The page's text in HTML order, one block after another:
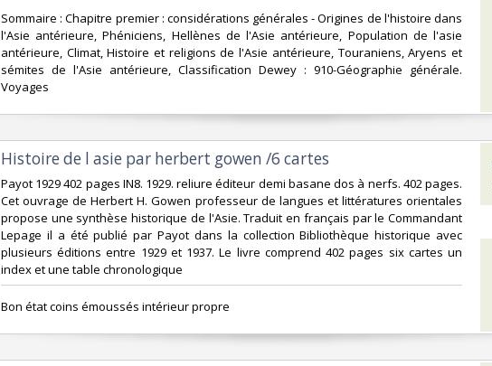
‎Sommaire : Chapitre premier : considérations générales - Origines de l'histoire dans
l'Asie antérieure, Phéniciens, Hellènes de l'Asie antérieure, Population de l'asie
antérieure, Climat, Histoire et religions de l'Asie antérieure, Touraniens, Aryens et
sémites de l'Asie antérieure, Classification Dewey : 910-Géographie générale.
Voyages‎
‎Histoire de l asie par herbert gowen /6 cartes‎
‎Payot 1929 402 pages IN8. 1929. reliure éditeur demi basane dos à nerfs. 402 pages.
Cet ouvrage de Herbert H. Gowen professeur de langues et littératures orientales
propose une synthèse historique de l'Asie. Traduit en français par le Commandant
Lepage il a été publié par Payot dans la collection Bibliothèque historique avec
plusieurs éditions entre 1929 et 1937. Le livre comprend 402 pages six cartes un
index et une table chronologique‎
‎Bon état coins émoussés intérieur propre‎